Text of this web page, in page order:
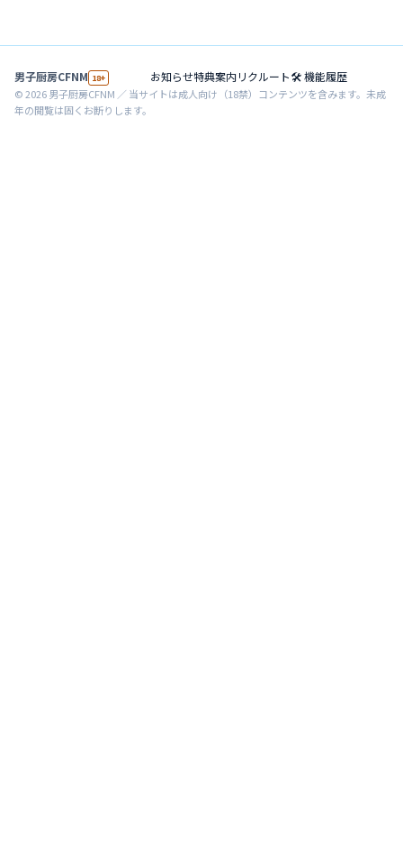
男子厨房CFNM 18+ お知らせ特典案内リクルート🛠 機能履歴
©2026男子厨房CFNM ／ 当サイトは成人向け（18禁）コンテンツを含みます。未成
年の閲覧は固くお断りします。